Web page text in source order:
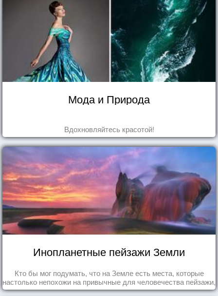
Мода и Природа
Вдохновляйтесь красотой!
Инопланетные пейзажи Земли
Кто бы мог подумать, что на Земле есть места, которые
настолько непохожи на привычные для человечества пейзажи,
что кажутся и вовсе инопланетными!